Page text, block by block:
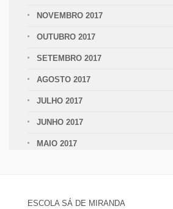
NOVEMBRO 2017
OUTUBRO 2017
SETEMBRO 2017
AGOSTO 2017
JULHO 2017
JUNHO 2017
MAIO 2017
ESCOLA SÁ DE MIRANDA